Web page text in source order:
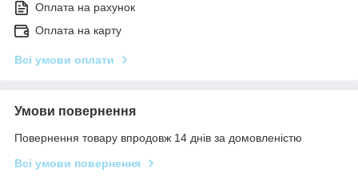
Оплата на рахунок
Оплата на карту
Всі умови оплати
Умови повернення
Повернення товару впродовж 14 днів за домовленістю
Всі умови повернення